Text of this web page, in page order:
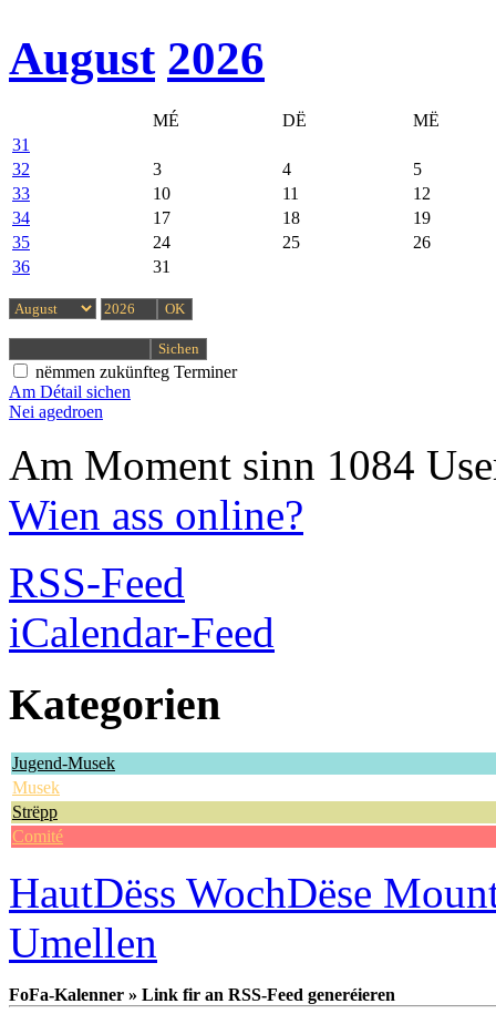
August 2026
MÉ DË
MË
31
32
3 4
5
33
10 11
12
34
17 18
19
35
24 25
26
36
31
nëmmen zukünfteg Terminer
Am Détail sichen
Nei agedroen
Am Moment sinn 1084
Wien ass online?
RSS-Feed
iCalendar-Feed
Kategorien
Jugend-Musek
Musek
Strëpp
Comité
HautDëss WochDëse
Umellen
FoFa-Kalenner » Link fir an RSS-Feed generéieren